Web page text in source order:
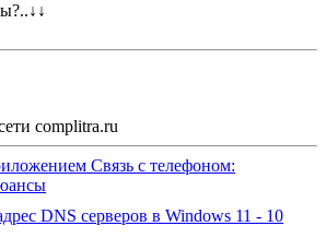
complitra.ru
Связь с телефоном:
DNS серверов в Windows 11 - 10